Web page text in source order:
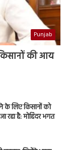
Punjab
की आय
के लिए किसानों को
रहा है: मोहिंदर भगत